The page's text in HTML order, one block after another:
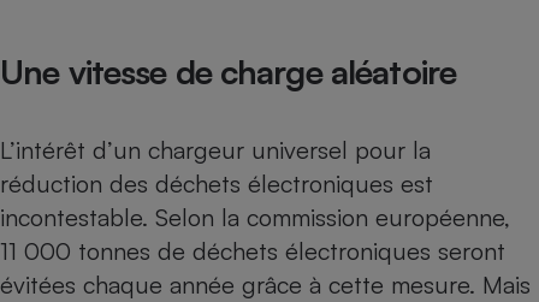
Une vitesse de charge aléatoire
L’intérêt d’un chargeur universel pour la
réduction des déchets électroniques est
incontestable. Selon la commission européenne,
11 000 tonnes de déchets électroniques seront
évitées chaque année grâce à cette mesure. Mais